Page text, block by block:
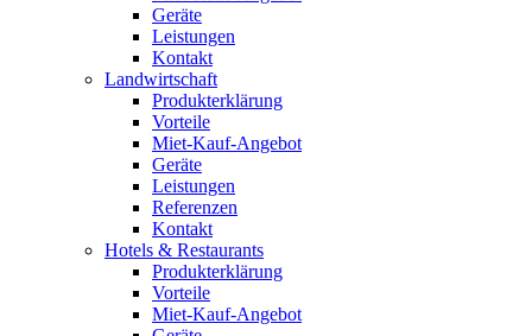
Geräte
Leistungen
Kontakt
Landwirtschaft
Produkterklärung
Vorteile
Miet-Kauf-Angebot
Geräte
Leistungen
Referenzen
Kontakt
Hotels & Restaurants
Produkterklärung
Vorteile
Miet-Kauf-Angebot